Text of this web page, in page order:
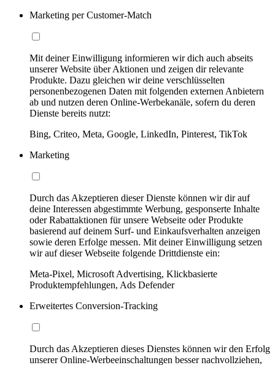
Marketing per Customer-Match
Mit deiner Einwilligung informieren wir dich auch abseits
unserer Website über Aktionen und zeigen dir relevante
Produkte. Dazu gleichen wir deine verschlüsselten
personenbezogenen Daten mit folgenden externen Anbietern
ab und nutzen deren Online-Werbekanäle, sofern du deren
Dienste bereits nutzt:
Bing, Criteo, Meta, Google, LinkedIn, Pinterest, TikTok
Marketing
Durch das Akzeptieren dieser Dienste können wir dir auf
deine Interessen abgestimmte Werbung, gesponserte Inhalte
oder Rabattaktionen für unsere Webseite oder Produkte
basierend auf deinem Surf- und Einkaufsverhalten anzeigen
sowie deren Erfolge messen. Mit deiner Einwilligung setzen
wir auf dieser Webseite folgende Drittdienste ein:
Meta-Pixel, Microsoft Advertising, Klickbasierte
Produktempfehlungen, Ads Defender
Erweitertes Conversion-Tracking
Durch das Akzeptieren dieses Dienstes können wir den Erfolg
unserer Online-Werbeeinschaltungen besser nachvollziehen,